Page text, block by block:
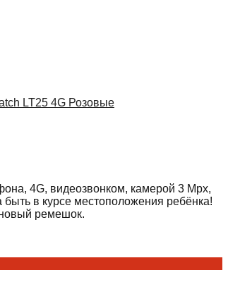
4G, видеозвонком, камерой 3 Mpx,
в курсе местоположения ребёнка!
ремешок.